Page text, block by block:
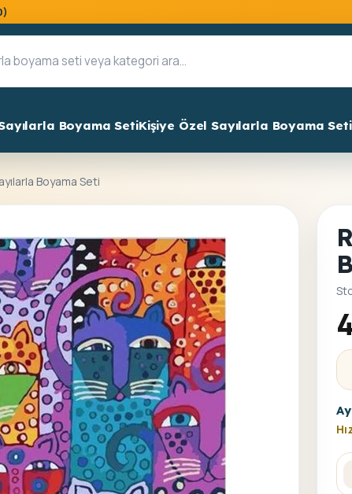
Boyama SetiKişiye Özel Sayılarla Boyama Seti
Boyama Seti